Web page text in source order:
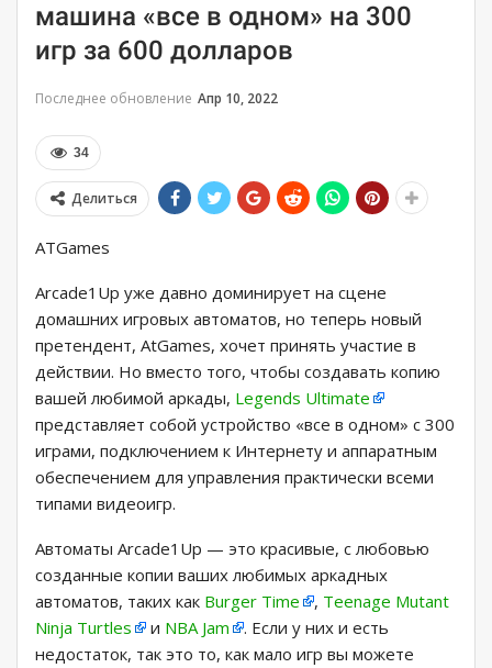
машина «все в одном» на 300
игр за 600 долларов
Последнее обновление Апр 10, 2022
34
Делиться
ATGames
Arcade1Up уже давно доминирует на сцене
домашних игровых автоматов, но теперь новый
претендент, AtGames, хочет принять участие в
действии. Но вместо того, чтобы создавать копию
вашей любимой аркады, Legends Ultimate
представляет собой устройство «все в одном» с 300
играми, подключением к Интернету и аппаратным
обеспечением для управления практически всеми
типами видеоигр.
Автоматы Arcade1Up — это красивые, с любовью
созданные копии ваших любимых аркадных
автоматов, таких как Burger Time , Teenage Mutant
Ninja Turtles
и NBA Jam
. Если у них и есть
недостаток, так это то, как мало игр вы можете